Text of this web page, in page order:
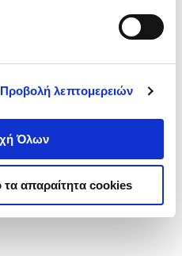
Προβολή λεπτομερειών
Όλων
απαραίτητα cookies